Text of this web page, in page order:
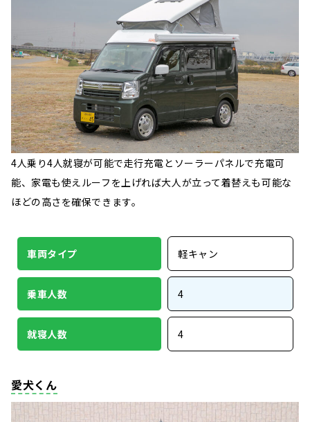
4人乗り4人就寝が可能で走行充電とソーラーパネルで充電可
能、家電も使えルーフを上げれば大人が立って着替えも可能な
ほどの高さを確保できます。
車両タイプ 軽キャン
乗車人数 4
就寝人数 4
愛犬くん